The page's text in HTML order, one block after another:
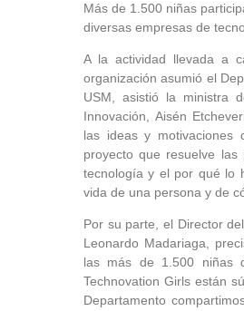
Más de 1.500 niñas
diversas empresas de
A la actividad llevada a
organización asumió el
USM, asistió la ministra
Innovación, Aisén
las ideas y motivaciones
proyecto que resuelve
tecnología y el por qué lo
vida de una persona y de
Por su parte, el Director
Leonardo Madariaga,
las más de 1.500 niñas
Technovation Girls están
Departamento